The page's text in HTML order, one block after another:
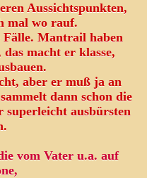
Aussichtspunkten,
mal wo rauf.
Mantrail haben
macht er klasse,
aber er muß ja an
dann schon die
superleicht ausbürsten
vom Vater u.a. auf